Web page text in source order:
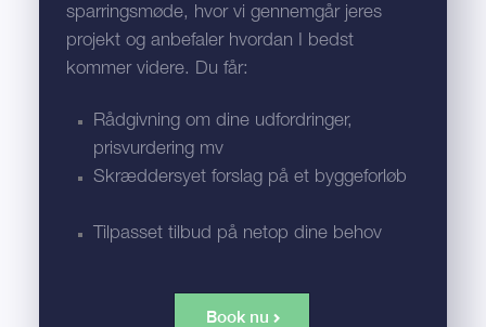
sparringsmøde, hvor vi gennemgår jeres
projekt og anbefaler hvordan I bedst
kommer videre. Du får:
Rådgivning om dine udfordringer,
prisvurdering mv
Skræddersyet forslag på et byggeforløb
Tilpasset tilbud på netop dine behov
Book nu